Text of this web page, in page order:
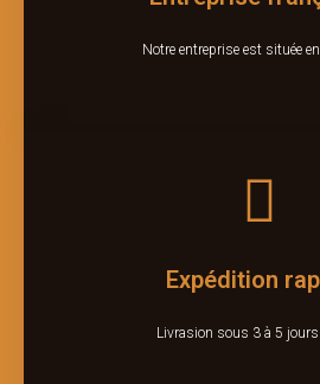
Notre entreprise est située
Expédition
Livrasion sous 3 à 5 jours